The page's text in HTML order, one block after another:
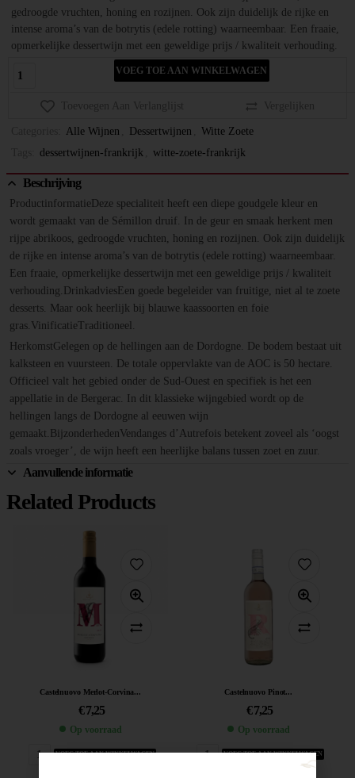
gedroogde vruchten, honing en rozijnen. Ook zijn duidelijk de rijke en
intense aroma’s van de botrytis (edele rotting) waarneembaar. Een fraaie,
opmerkelijke dessertwijn met een geweldige prijs / kwaliteit verhouding.
VOEG TOE AAN WINKELWAGEN
Toevoegen Aan Verlanglijst Vergelijken
Alle Wijnen Dessertwijnen
Witte Zoete
dessertwijnen-frankrijk witte-zoete-frankrijk
Beschrijving
ProductinformatieDeze specialiteit heeft een diepe goudgele kleur en
wordt gemaakt van de Sémillon druif. In de geur en smaak herkent men
rijpe abrikoos, gedroogde vruchten, honing en rozijnen. Ook zijn duidelijk
de rijke en intense aroma’s van de botrytis (edele rotting) waarneembaar.
Een fraaie, opmerkelijke dessertwijn met een geweldige prijs / kwaliteit
verhouding.DrinkadviesEen goede begeleider van fruitige, niet al te zoete
desserts. Maar ook heerlijk bij blauwe kaassoorten en foie
gras.VinificatieTraditioneel.
HerkomstGelegen op de hellingen aan de Dordogne. De bodem bestaat uit
kalksteen en vuursteen. De totale oppervlakte van de AOC is 50 hectare.
Officieel valt het gebied onder de Sud-Ouest en specifiek is het een
appellatie in de Bergerac. In dit klassieke wijngebied wordt op de
hellingen langs de Dordogne al eeuwen wijn
gemaakt.BijzonderhedenVendanges d’Autrefois betekent zoveel als ‘oogst
zoals vroeger’, de wijn heeft een heerlijke balans tussen zoet en zuur.
Aanvullende informatie
Related Products
Castelnuovo Merlot-Corvina...
€ 7,25
Op voorraad
VOEG TOE AAN WINKELWAGEN
Castelnuovo Pinot...
€ 7,25
Op voorraad
VOEG TOE AAN WINKELWAGEN